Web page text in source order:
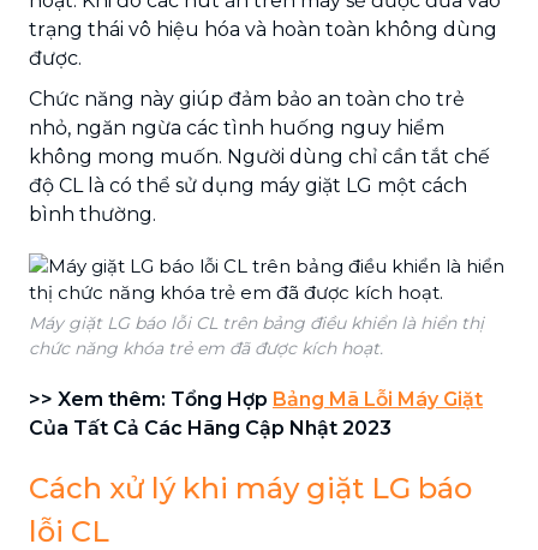
trạng thái vô hiệu hóa và hoàn toàn không dùng
được.
Chức năng này giúp đảm bảo an toàn cho trẻ
nhỏ, ngăn ngừa các tình huống nguy hiểm
không mong muốn. Người dùng chỉ cần tắt chế
độ CL là có thể sử dụng máy giặt LG một cách
bình thường.
Máy giặt LG báo lỗi CL trên bảng điều khiển là hiển thị
chức năng khóa trẻ em đã được kích hoạt.
>> Xem thêm: Tổng Hợp Bảng Mã Lỗi Máy Giặt
Của Tất Cả Các Hãng Cập Nhật 2023
Cách xử lý khi máy giặt LG báo
lỗi CL